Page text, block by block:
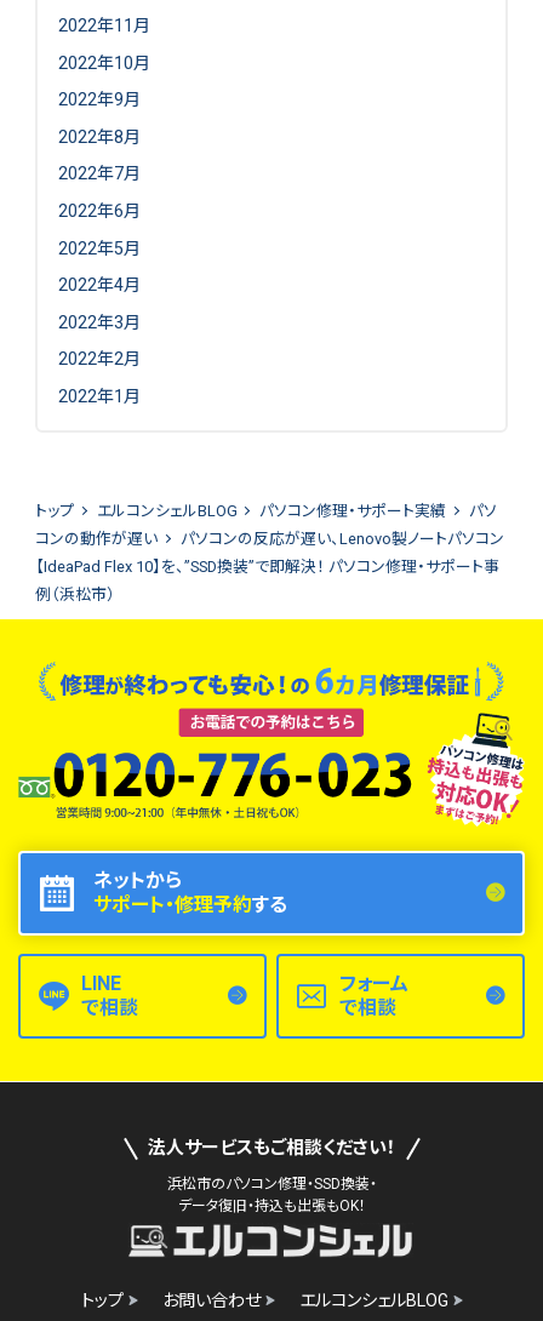
2022年11月
2022年10月
2022年9月
2022年8月
2022年7月
2022年6月
2022年5月
2022年4月
2022年3月
2022年2月
2022年1月
トップ エルコンシェルBLOG パソコン修理・サポート実績
パソ
コンの動作が遅い
パソコンの反応が遅い、Lenovo製ノートパソコン
【IdeaPad Flex 10】を、”SSD換装”で即解決！ パソコン修理・サポート事
例（浜松市）
ネットから
サポート・修理予約する
LINE
で相談
フォーム
で相談
法人サービスもご相談ください！
浜松市のパソコン修理・SSD換装・
データ復旧・持込も出張もOK！
トップ お問い合わせ エルコンシェルBLOG